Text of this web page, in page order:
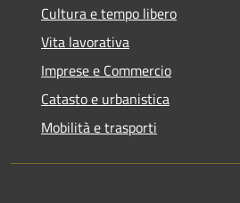
Cultura e tempo libero
Vita lavorativa
Imprese e Commercio
Catasto e urbanistica
Mobilità e trasporti